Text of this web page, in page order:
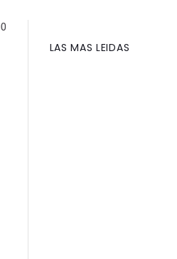
LAS MAS LEIDAS